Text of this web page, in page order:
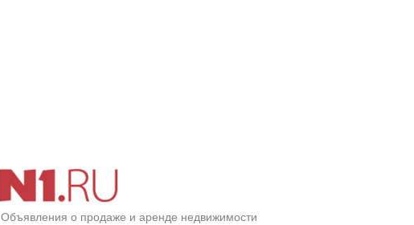
Объявления о продаже и аренде недвижимости